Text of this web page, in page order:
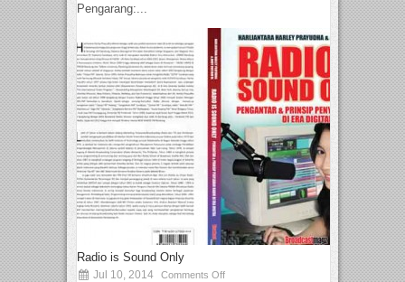
Pengarang:...
Radio is Sound Only
Jul 10, 2014 Comments Off